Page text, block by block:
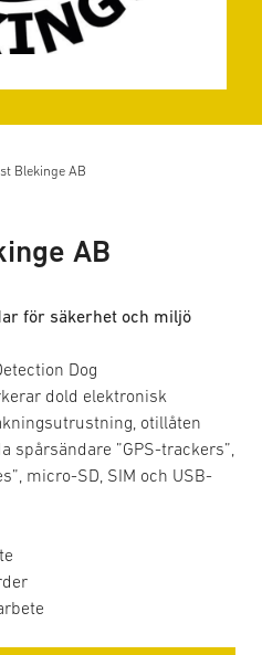
Blekinge AB
AB
för säkerhet och miljö
Dog
dold elektronisk
otillåten
spårsändare ”GPS-trackers”,
micro-SD, SIM och USB-